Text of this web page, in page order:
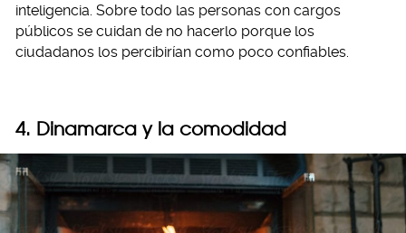
inteligencia. Sobre todo las personas con cargos
públicos se cuidan de no hacerlo porque los
ciudadanos los percibirían como poco confiables.
4. Dinamarca y la comodidad